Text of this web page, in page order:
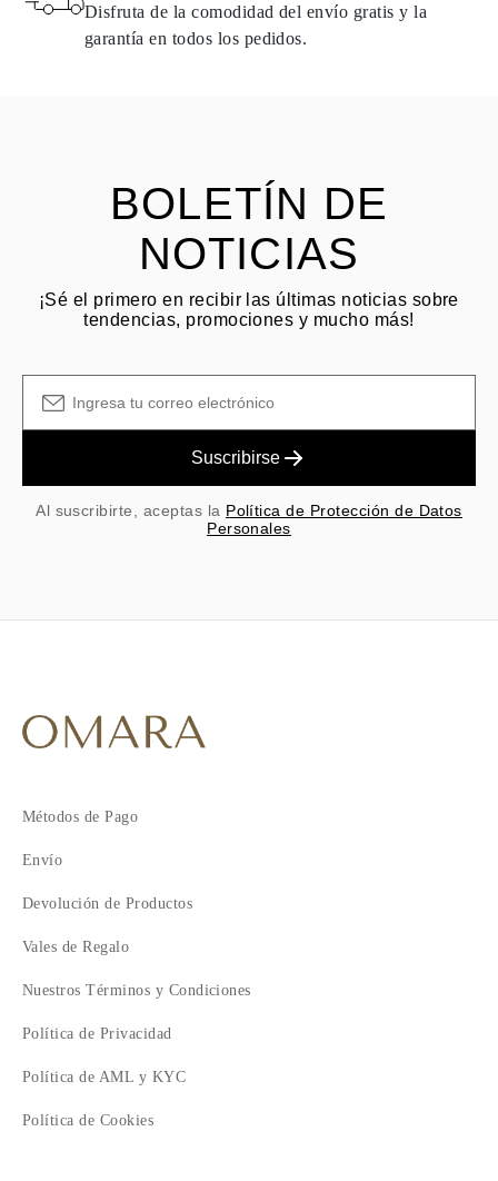
a partir de la fecha de entrega del
Disfruta de la comodidad del envío gratis y la
garantía en todos los pedidos.
BOLETÍN DE
NOTICIAS
¡Sé el primero en recibir las últimas noticias sobre
tendencias, promociones y mucho más!
Suscribirse
Al suscribirte, aceptas la Política de Protección de Datos
Personales
Métodos de Pago
Envío
Devolución de Productos
Vales de Regalo
Nuestros Términos y Condiciones
Política de Privacidad
Política de AML y KYC
Política de Cookies